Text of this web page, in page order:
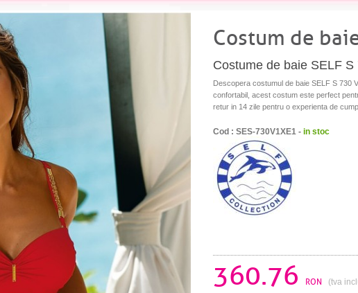
Costum de
Costume de baie SELF
Descopera costumul de baie SELF S 730
confortabil, acest costum este perfect
retur in 14 zile pentru o experienta de
Cod : SES-730V1XE1 - in stoc
360.76 RON (tva